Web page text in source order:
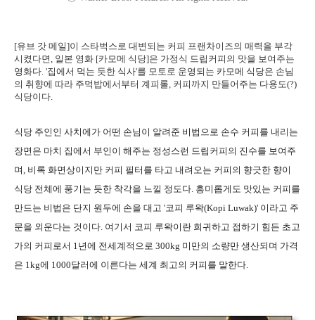
[유브 갓 메일]이 스타벅스로 대변되는 커피 프랜차이즈의 매력을 부각
시켰다면, 일본 영화 [카모메 식당]은 가정식 드립커피의 맛을 보여주는
영화다. '집에서 먹는 듯한 식사'를 모토로 운영되는 카모메 식당은 손님
의 취향에 따라 주먹밥에서부터 계피롤, 커피까지 만들어주는 다용도(?)
식당이다.
식당 주인인 사치에가 어떤 손님이 알려준 비법으로 손수 커피를 내리는
장면은 마치 집에서 부인이 해주는 정성스런 드립커피의 진수를 보여주
며, 비록 화면상이지만 커피 필터를 타고 내려오는 커피의 향긋한 향이
식당 전체에 풍기는 듯한 착각을 느낄 정도다. 흥미롭게도 맛있는 커피를
만드는 비법은 단지 원두에 손을 대고 '코피 루왁(Kopi Luwak)' 이라고 주
문을 외운다는 것이다. 여기서 코피 루왁이란 희귀하고 접하기 힘든 초고
가의 커피로서 1년에 전세계적으로 300kg 미만의 소량만 생산되며 가격
은 1kg에 1000달러에 이른다는 세계 최고의 커피를 말한다.